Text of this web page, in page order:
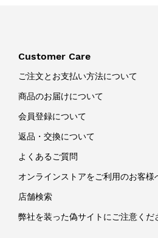
Customer Care
ご注文とお支払い方法について
商品のお届けについて
会員登録について
返品・交換について
よくあるご質問
オンラインストアをご利用のお客様
店舗検索
弊社を装った偽サイトにご注意くだ